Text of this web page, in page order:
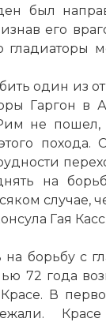
был
его
гладиаторы
один из
Гаргон в
не пошел,
похода.
на
случае,
Гая
борьбу с
72 года
В